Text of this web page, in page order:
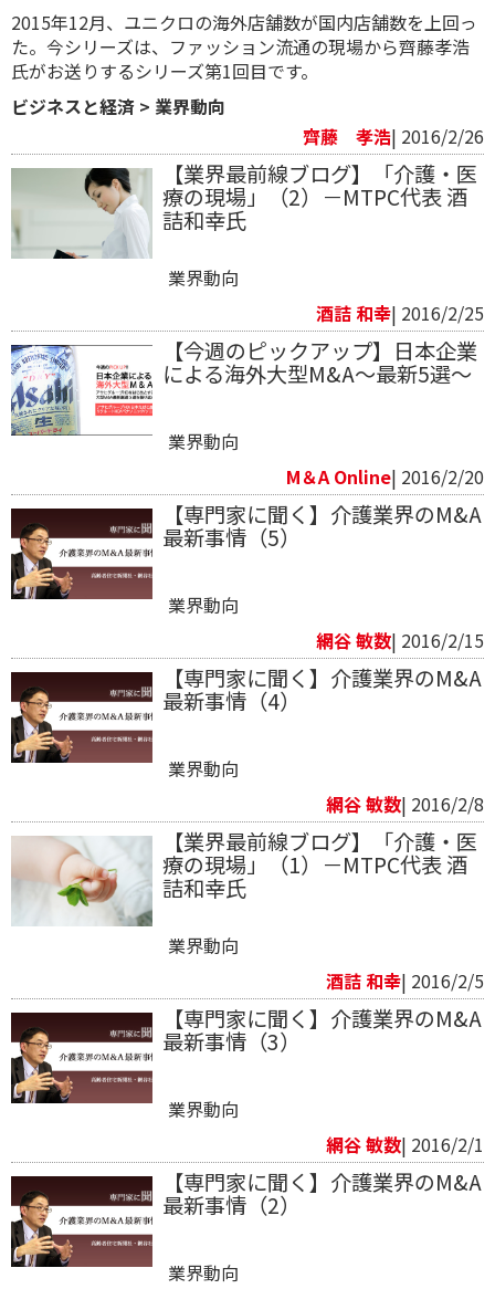
2015年12月、ユニクロの海外店舗数が国内店舗数を上回っ
た。今シリーズは、ファッション流通の現場から齊藤孝浩
氏がお送りするシリーズ第1回目です。
ビジネスと経済 > 業界動向
齊藤 孝浩| 2016/2/26
【業界最前線ブログ】「介護・医
療の現場」（2）－MTPC代表 酒
詰和幸氏
業界動向
酒詰 和幸| 2016/2/25
【今週のピックアップ】日本企業
による海外大型M&A～最新5選～
業界動向
M＆A Online| 2016/2/20
【専門家に聞く】介護業界のM&A
最新事情（5）
業界動向
網谷 敏数| 2016/2/15
【専門家に聞く】介護業界のM&A
最新事情（4）
業界動向
網谷 敏数| 2016/2/8
【業界最前線ブログ】「介護・医
療の現場」（1）－MTPC代表 酒
詰和幸氏
業界動向
酒詰 和幸| 2016/2/5
【専門家に聞く】介護業界のM&A
最新事情（3）
業界動向
網谷 敏数| 2016/2/1
【専門家に聞く】介護業界のM&A
最新事情（2）
業界動向